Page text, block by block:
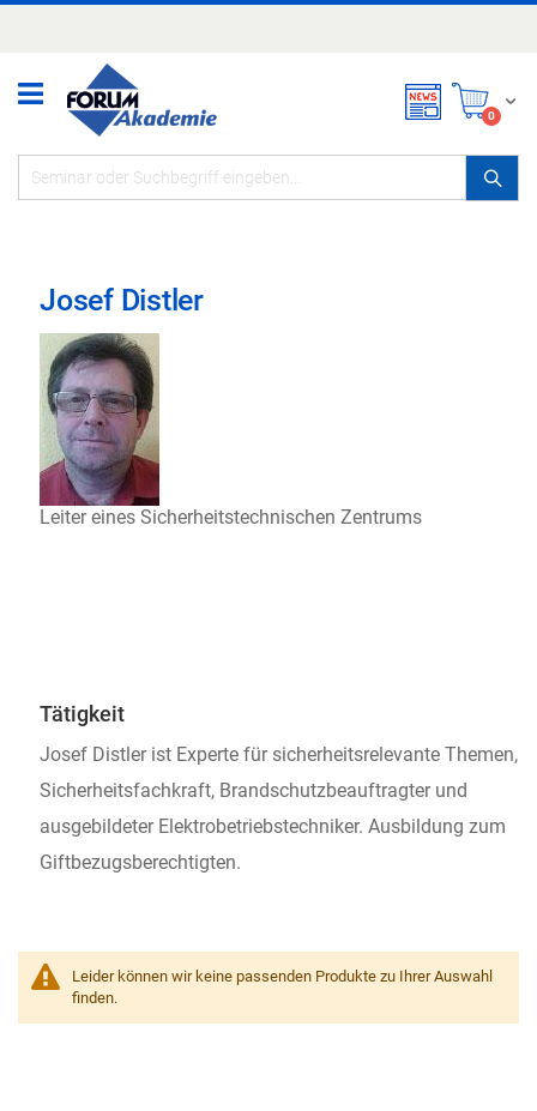
0items
Josef Distler
Leiter eines Sicherheitstechnischen Zentrums
Tätigkeit
Josef Distler ist Experte für sicherheitsrelevante Themen,
Sicherheitsfachkraft, Brandschutzbeauftragter und
ausgebildeter Elektrobetriebstechniker. Ausbildung zum
Giftbezugsberechtigten.
Leider können wir keine passenden Produkte zu Ihrer Auswahl
finden.